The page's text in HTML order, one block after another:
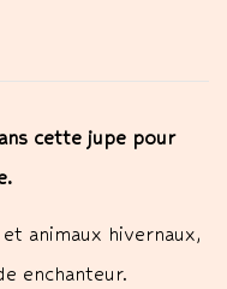
cette jupe pour
animaux hivernaux,
enchanteur.